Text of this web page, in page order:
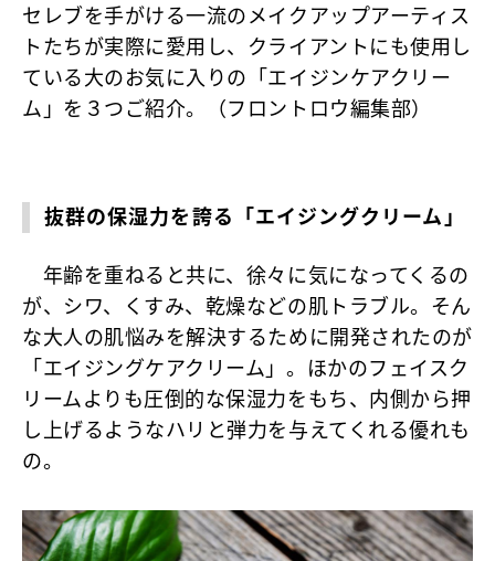
セレブを手がける一流のメイクアップアーティス
トたちが実際に愛用し、クライアントにも使用し
ている大のお気に入りの「エイジンケアクリー
ム」を３つご紹介。（フロントロウ編集部）
抜群の保湿力を誇る「エイジングクリーム」
年齢を重ねると共に、徐々に気になってくるの
が、シワ、くすみ、乾燥などの肌トラブル。そん
な大人の肌悩みを解決するために開発されたのが
「エイジングケアクリーム」。ほかのフェイスク
リームよりも圧倒的な保湿力をもち、内側から押
し上げるようなハリと弾力を与えてくれる優れも
の。